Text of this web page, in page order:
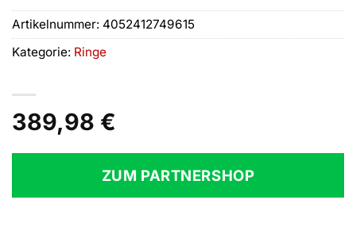
389,98 €
ZUM PARTNERSHOP
Artikelnummer: 4052412749615
Kategorie: Ringe